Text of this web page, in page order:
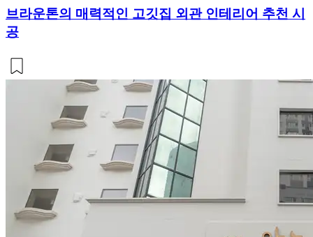
브라운톤의 매력적인 고깃집 외관 인테리어 추천 시
공